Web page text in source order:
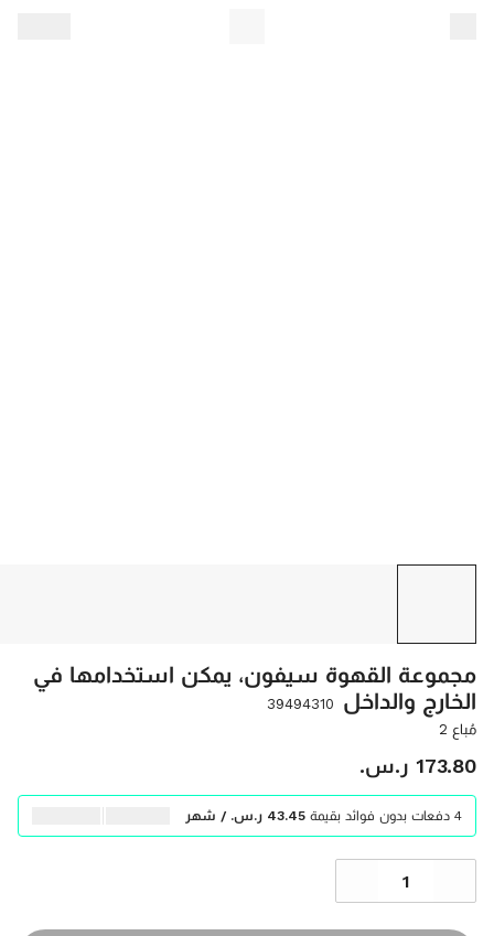
مجموعة القهوة سيفون، يمكن استخدامها في
الخارج والداخل
39494310
مُباع 2
‫173.80 ر.س.‬
4 دفعات بدون فوائد بقيمة ‫43.45 ر.س.‬ / شهر